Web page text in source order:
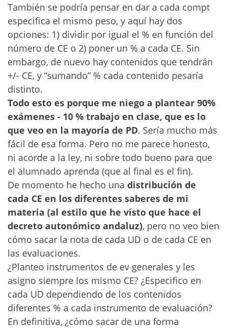
También se podría pensar en dar a cada compt
especifica el mismo peso, y aquí hay dos
opciones: 1) dividir por igual el % en función del
número de CE o 2) poner un % a cada CE. Sin
embargo, de nuevo hay contenidos que tendrán
+/- CE, y “sumando” % cada contenido pesaría
distinto.
Todo esto es porque me niego a plantear 90%
exámenes - 10 % trabajo en clase, que es lo
que veo en la mayoría de PD. Sería mucho más
fácil de esa forma. Pero no me parece honesto,
ni acorde a la ley, ni sobre todo bueno para que
el alumnado aprenda (que al final es el fin).
De momento he hecho una distribución de
cada CE en los diferentes saberes de mi
materia (al estilo que he visto que hace el
decreto autonómico andaluz), pero no veo bien
cómo sacar la nota de cada UD o de cada CE en
las evaluaciones.
¿Planteo instrumentos de ev generales y les
asigno siempre los mismo CE? ¿Especifico en
cada UD dependiendo de los contenidos
diferentes % a cada instrumento de evaluación?
En definitiva, ¿cómo sacar de una forma